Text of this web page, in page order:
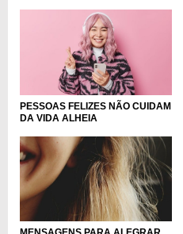
PESSOAS FELIZES NÃO CUIDAM
DA VIDA ALHEIA